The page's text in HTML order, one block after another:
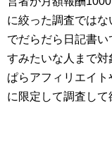
に絞った調査では
でだらだら日記書
すみたいな人まで
ぱらアフィリエイ
に限定して調査して